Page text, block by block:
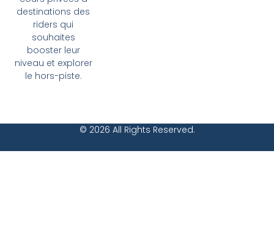
destinations des
riders qui
souhaites
booster leur
niveau et explorer
le hors-piste.
© 2026 All Rights Reserved.